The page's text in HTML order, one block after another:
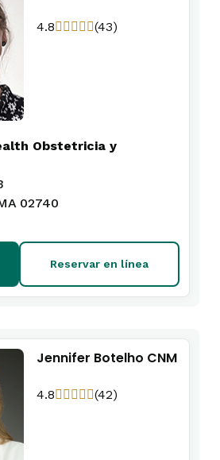
4.8 (43)
Obstetricia y
02740
Reservar en línea
Jennifer Botelho CNM
4.8 (42)